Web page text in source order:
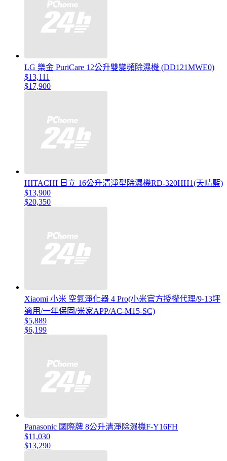
LG 樂金 PuriCare 12公升雙變頻除濕機 (DD121MWE0)
$13,111
$17,900
HITACHI 日立 16公升清淨型除濕機RD-320HH1(天晴藍)
$13,900
$20,350
Xiaomi 小米 空氣淨化器 4 Pro(小米官方授權代理/9-13坪
適用/一年保固/米家APP/AC-M15-SC)
$5,889
$6,199
Panasonic 國際牌 8公升清淨除濕機F-Y16FH
$11,030
$13,290